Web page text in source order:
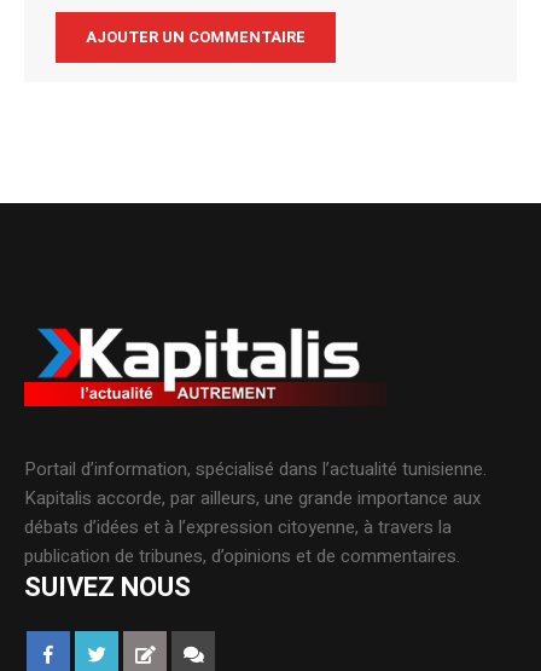
Portail d’information, spécialisé dans l’actualité tunisienne.
Kapitalis accorde, par ailleurs, une grande importance aux
débats d’idées et à l’expression citoyenne, à travers la
publication de tribunes, d’opinions et de commentaires.
SUIVEZ NOUS